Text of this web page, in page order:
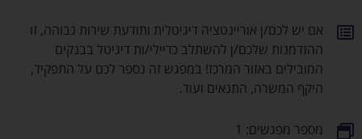
אם יש לכם/ן אוריינטציה דיגיטלית ותודעת שירות גבוהה, זו
ההזדמנות שלכם/ן להשתלב כדיילי/ות דיגיטל בבנקים
המובילים באזור המרכז! במפגש זה נספר לכם על התפקיד,
היקף המשרה, התנאים ועוד.
מספר מפגשים: 1